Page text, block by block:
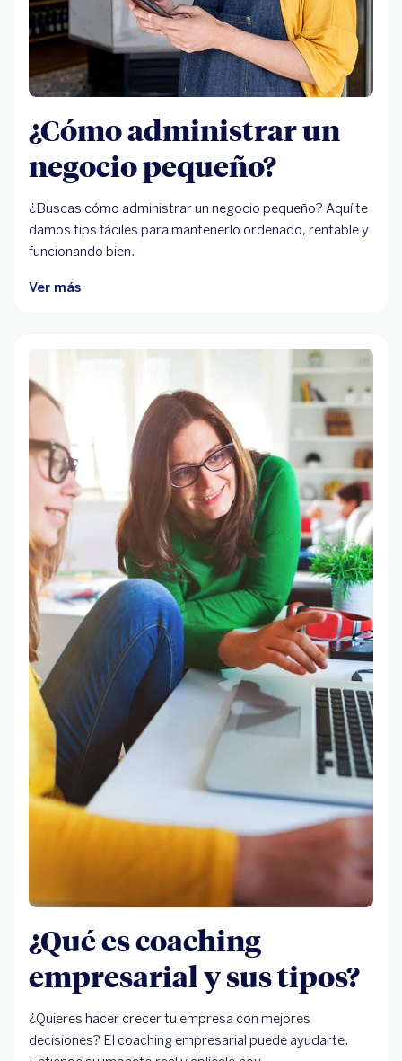
¿Cómo administrar un
negocio pequeño?
¿Buscas cómo administrar un negocio pequeño? Aquí te
damos tips fáciles para mantenerlo ordenado, rentable y
funcionando bien.
Ver más
¿Qué es coaching
empresarial y sus tipos?
¿Quieres hacer crecer tu empresa con mejores
decisiones? El coaching empresarial puede ayudarte.